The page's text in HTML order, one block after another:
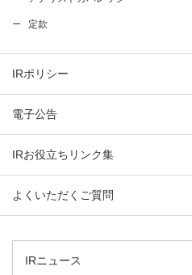
定款
IRポリシー
電子公告
IRお役立ちリンク集
よくいただくご質問
IRニュース